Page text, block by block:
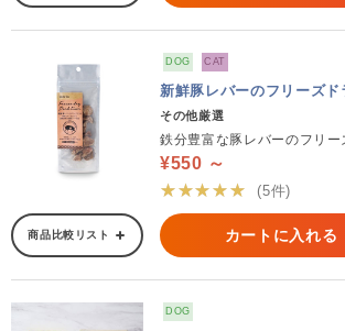
DOG CAT
新鮮豚レバーのフリーズド
その他厳選
鉄分豊富な豚レバーのフリー
¥550 ～
★★★★★
(5件)
商品比較リスト カートに入れる
DOG